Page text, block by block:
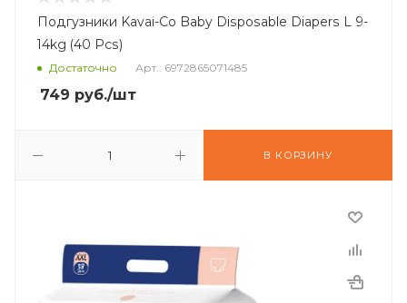
Подгузники Kavai-Co Baby Disposable Diapers L 9-
14kg (40 Pcs)
Достаточно Арт.: 6972865071485
749 руб./шт
В КОРЗИНУ